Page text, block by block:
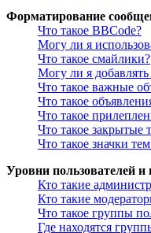
Форматирование
Что такое BBCode?
Могу ли я
Что такое смайлики?
Могу ли я
Что такое важные
Что такое
Что такое
Что такое закрытые
Что такое значки
Уровни пользователей и
Кто такие
Кто такие
Что такое группы
Где находятся